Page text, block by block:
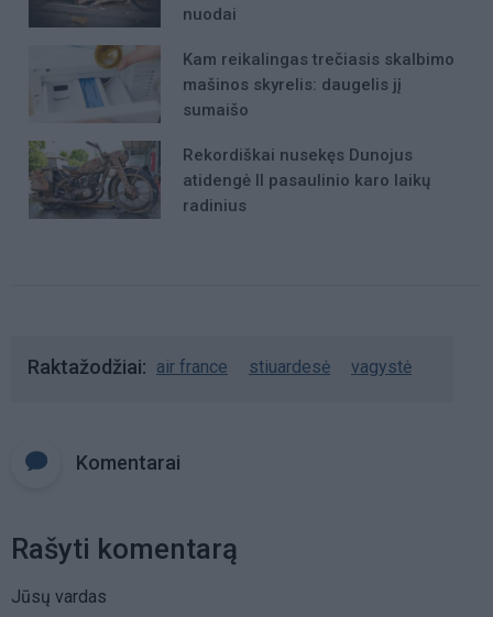
nuodai
Kam reikalingas trečiasis skalbimo
mašinos skyrelis: daugelis jį
sumaišo
Rekordiškai nusekęs Dunojus
atidengė II pasaulinio karo laikų
radinius
Raktažodžiai air france stiuardesė vagystė
Komentarai
Rašyti komentarą
Jūsų vardas